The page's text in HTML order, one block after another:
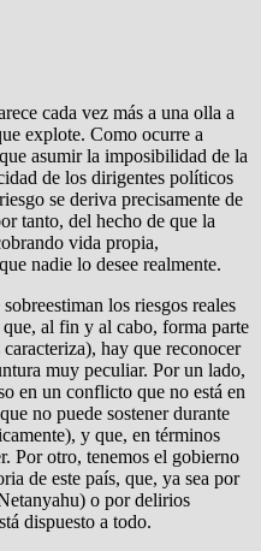
cada vez más a una olla a
explote. Como ocurre a
asumir la imposibilidad de la
de los dirigentes políticos
se deriva precisamente de
tanto, del hecho de que la
vida propia,
nadie lo desee realmente.
los riesgos reales
al fin y al cabo, forma parte
hay que reconocer
muy peculiar. Por un lado,
en un conflicto que no está en
no puede sostener durante
y que, en términos
Por otro, tenemos el gobierno
de este país, que, ya sea por
o por delirios
dispuesto a todo.